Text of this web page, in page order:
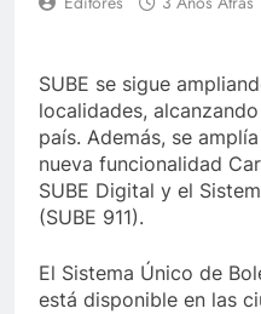
SUBE se sigue
localidades,
país. Además, se
nueva funcionalidad
SUBE Digital y el
(SUBE 911).
El Sistema Único de
está disponible en las